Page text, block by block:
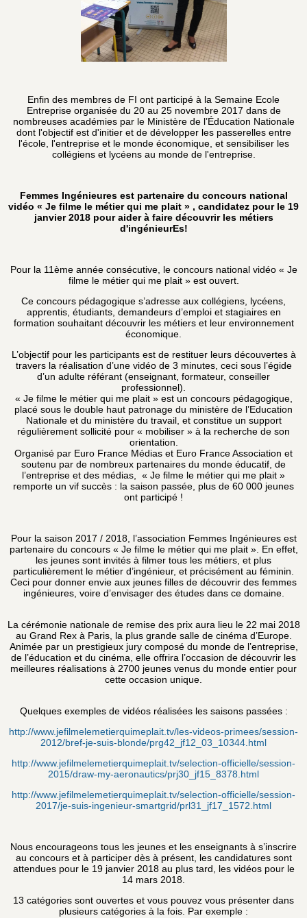
Enfin des membres de FI ont participé à la Semaine Ecole
Entreprise organisée du 20 au 25 novembre 2017 dans de
nombreuses académies par le Ministère de l’Éducation Nationale
dont l'objectif est d'initier et de développer les passerelles entre
l'école, l'entreprise et le monde économique, et sensibiliser les
collégiens et lycéens au monde de l'entreprise.
Femmes Ingénieures est partenaire du concours national
vidéo « Je filme le métier qui me plait » , candidatez pour le 19
janvier 2018 pour aider à faire découvrir les métiers
d'ingénieurEs!
Pour la 11ème année consécutive, le concours national vidéo « Je
filme le métier qui me plait » est ouvert.
Ce concours pédagogique s’adresse aux collégiens, lycéens,
apprentis, étudiants, demandeurs d’emploi et stagiaires en
formation souhaitant découvrir les métiers et leur environnement
économique.
L’objectif pour les participants est de restituer leurs découvertes à
travers la réalisation d’une vidéo de 3 minutes, ceci sous l’égide
d’un adulte référant (enseignant, formateur, conseiller
professionnel).
« Je filme le métier qui me plait » est un concours pédagogique,
placé sous le double haut patronage du ministère de l’Education
Nationale et du ministère du travail, et constitue un support
régulièrement sollicité pour « mobiliser » à la recherche de son
orientation.
Organisé par Euro France Médias et Euro France Association et
soutenu par de nombreux partenaires du monde éducatif, de
l’entreprise et des médias, « Je filme le métier qui me plait »
remporte un vif succès : la saison passée, plus de 60 000 jeunes
ont participé !
Pour la saison 2017 / 2018, l’association Femmes Ingénieures est
partenaire du concours « Je filme le métier qui me plait ». En effet,
les jeunes sont invités à filmer tous les métiers, et plus
particulièrement le métier d’ingénieur, et précisément au féminin.
Ceci pour donner envie aux jeunes filles de découvrir des femmes
ingénieures, voire d’envisager des études dans ce domaine.
La cérémonie nationale de remise des prix aura lieu le 22 mai 2018
au Grand Rex à Paris, la plus grande salle de cinéma d’Europe.
Animée par un prestigieux jury composé du monde de l’entreprise,
de l’éducation et du cinéma, elle offrira l’occasion de découvrir les
meilleures réalisations à 2700 jeunes venus du monde entier pour
cette occasion unique.
Quelques exemples de vidéos réalisées les saisons passées :
http://www.jefilmelemetierquimeplait.tv/les-videos-primees/session-
2012/bref-je-suis-blonde/prg42_jf12_03_10344.html
http://www.jefilmelemetierquimeplait.tv/selection-officielle/session-
2015/draw-my-aeronautics/prj30_jf15_8378.html
http://www.jefilmelemetierquimeplait.tv/selection-officielle/session-
2017/je-suis-ingenieur-smartgrid/prl31_jf17_1572.html
Nous encourageons tous les jeunes et les enseignants à s’inscrire
au concours et à participer dès à présent, les candidatures sont
attendues pour le 19 janvier 2018 au plus tard, les vidéos pour le
14 mars 2018.
13 catégories sont ouvertes et vous pouvez vous présenter dans
plusieurs catégories à la fois. Par exemple :